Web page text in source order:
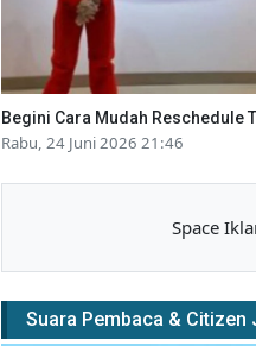
Begini Cara Mudah Reschedule
Rabu, 24 Juni 2026 21:46
Space
Suara Pembaca & Citizen